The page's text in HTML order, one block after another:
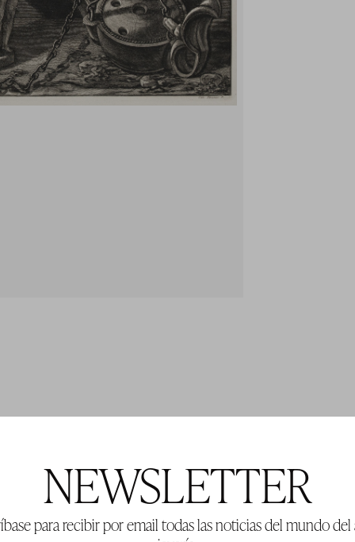
NEWSLETTER
para recibir por email todas las noticias del mundo